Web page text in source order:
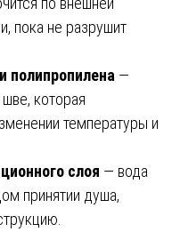
пока не разрушит
полипропилена —
которая
температуры и
слоя — вода
принятии душа,